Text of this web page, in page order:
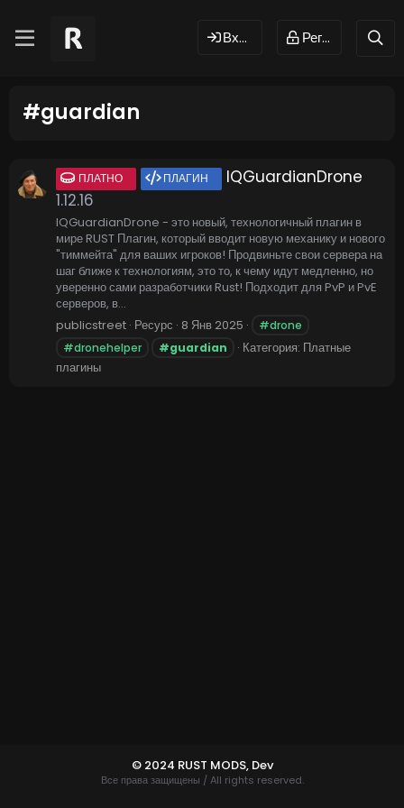
Вход Регистрация
#guardian
ПЛАТНО ПЛАГИН
IQGuardianDrone
1.12.16
IQGuardianDrone - это новый, технологичный плагин в
мире RUST Плагин, который вводит новую механику и нового
"тиммейта" для ваших игроков! Продвиньте свои сервера на
шаг ближе к технологиям, это то, к чему идут медленно, но
уверенно сами разработчики Rust! Подходит для PvP и PvE
серверов, в...
publicstreet Ресурс 8 Янв 2025
#drone
#dronehelper
#guardian Категория: Платные
плагины
© 2024 RUST MODS, Dev
Все права защищены / All rights reserved.